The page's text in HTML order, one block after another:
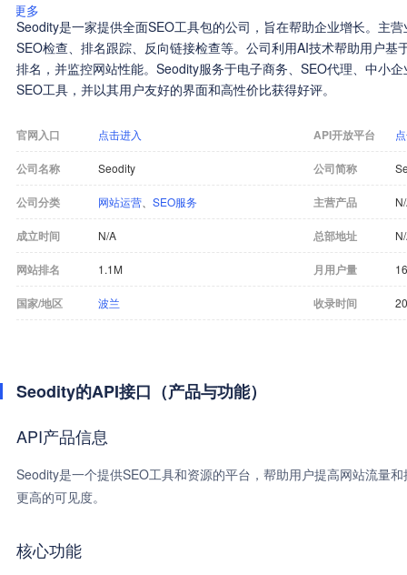
更多
Seodity是一家提供全面SEO工具包的公司，旨在帮助企业增长。主
SEO检查、排名跟踪、反向链接检查等。公司利用AI技术帮助用户基
排名，并监控网站性能。Seodity服务于电子商务、SEO代理、中小
SEO工具，并以其用户友好的界面和高性价比获得好评。
官网入口 点击进入 API开放平台
公司名称 Seodity 公司简称
公司分类 网站运营 SEO服务 主营产品
成立时间 N/A 总部地址
网站排名 1.1M 月用户量
国家/地区 波兰 收录时间
Seodity的API接口（产品与功能）
API产品信息
Seodity是一个提供SEO工具和资源的平台，帮助用户提高网站流量
更高的可见度。
核心功能